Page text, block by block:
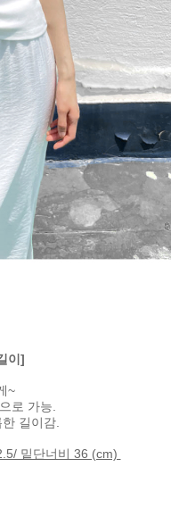
이]
~
로 가능.
길이감.
밑단너비 36 (cm)